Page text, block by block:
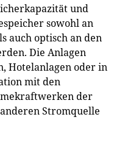
und
sowohl an
auch optisch an den
Die Anlagen
Hotelanlagen oder in
mit den
der
Stromquelle